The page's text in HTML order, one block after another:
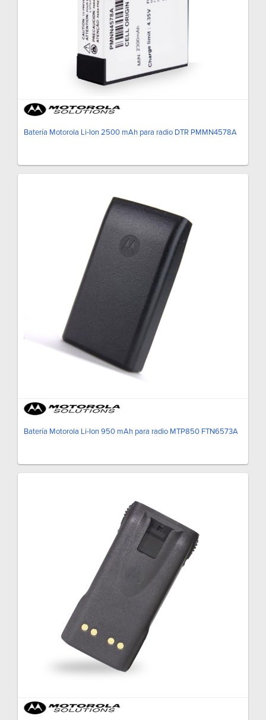
Batería Motorola Li-Ion 2500 mAh para radio DTR PMMN4578A
Batería Motorola Li-Ion 950 mAh para radio MTP850 FTN6573A